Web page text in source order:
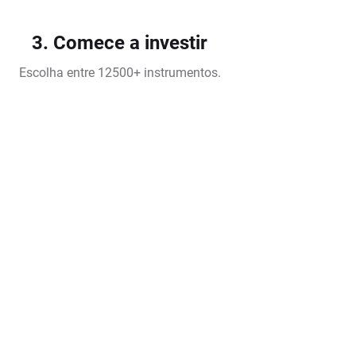
3. Comece a investir
Escolha entre 12500+ instrumentos.